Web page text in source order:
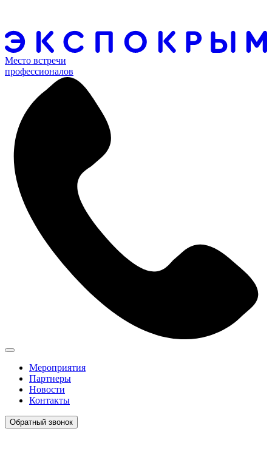
Место встречи
профессионалов
Мероприятия
Партнеры
Новости
Контакты
Обратный звонок